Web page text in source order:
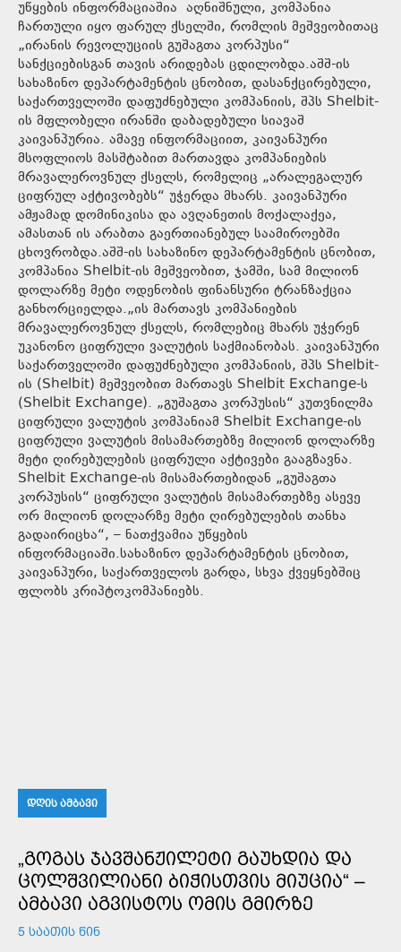
უწყების ინფორმაციაშია აღნიშნული, კომპანია
ჩართული იყო ფარულ ქსელში, რომლის მეშვეობითაც
„ირანის რევოლუციის გუშაგთა კორპუსი“
სანქციებისგან თავის არიდებას ცდილობდა.აშშ-ის
სახაზინო დეპარტამენტის ცნობით, დასანქცირებული,
საქართველოში დაფუძნებული კომპანიის, შპს Shelbit-
ის მფლობელი ირანში დაბადებული სიავაშ
კაივანპურია. ამავე ინფორმაციით, კაივანპური
მსოფლიოს მასშტაბით მართავდა კომპანიების
მრავალეროვნულ ქსელს, რომელიც „არალეგალურ
ციფრულ აქტივობებს“ უჭერდა მხარს. კაივანპური
ამჟამად დომინიკისა და ავღანეთის მოქალაქეა,
ამასთან ის არაბთა გაერთიანებულ საამიროებში
ცხოვრობდა.აშშ-ის სახაზინო დეპარტამენტის ცნობით,
კომპანია Shelbit-ის მეშვეობით, ჯამში, სამ მილიონ
დოლარზე მეტი ოდენობის ფინანსური ტრანზაქცია
განხორციელდა.„ის მართავს კომპანიების
მრავალეროვნულ ქსელს, რომლებიც მხარს უჭერენ
უკანონო ციფრული ვალუტის საქმიანობას. კაივანპური
საქართველოში დაფუძნებული კომპანიის, შპს Shelbit-
ის (Shelbit) მეშვეობით მართავს Shelbit Exchange-ს
(Shelbit Exchange). „გუშაგთა კორპუსის“ კუთვნილმა
ციფრული ვალუტის კომპანიამ Shelbit Exchange-ის
ციფრული ვალუტის მისამართებზე მილიონ დოლარზე
მეტი ღირებულების ციფრული აქტივები გააგზავნა.
Shelbit Exchange-ის მისამართებიდან „გუშაგთა
კორპუსის“ ციფრული ვალუტის მისამართებზე ასევე
ორ მილიონ დოლარზე მეტი ღირებულების თანხა
გადაირიცხა“, – ნათქვამია უწყების
ინფორმაციაში.სახაზინო დეპარტამენტის ცნობით,
კაივანპური, საქართველოს გარდა, სხვა ქვეყნებშიც
ფლობს კრიპტოკომპანიებს.
ᲓᲦᲘᲡ ᲐᲛᲑᲐᲕᲘ
„ᲒᲝᲒᲐᲡ ᲯᲐᲕᲨᲐᲜᲟᲘᲚᲔᲢᲘ ᲒᲐᲣᲮᲓᲘᲐ ᲓᲐ
ᲪᲝᲚᲨᲕᲘᲚᲘᲐᲜᲘ ᲑᲘᲭᲘᲡᲗᲕᲘᲡ ᲛᲘᲣᲪᲘᲐ“ –
ᲐᲛᲑᲐᲕᲘ ᲐᲒᲕᲘᲡᲢᲝᲡ ᲝᲛᲘᲡ ᲒᲛᲘᲠᲖᲔ
5 ᲡᲐᲐᲗᲘᲡ ᲬᲘᲜ